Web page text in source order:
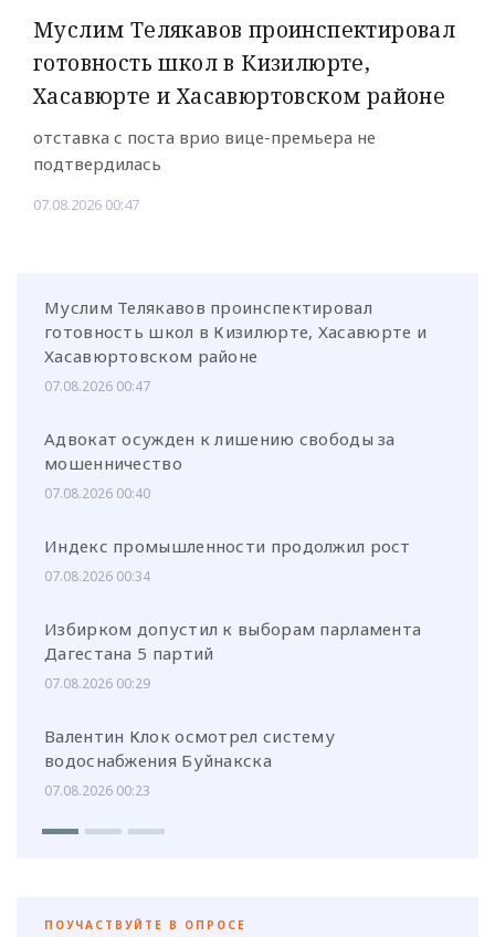
Муслим Телякавов проинспектировал
готовность школ в Кизилюрте,
Хасавюрте и Хасавюртовском районе
отставка с поста врио вице-премьера не
подтвердилась
07.08.2026 00:47
Муслим Телякавов проинспектировал
готовность школ в Кизилюрте, Хасавюрте и
Хасавюртовском районе
07.08.2026 00:47
Адвокат осужден к лишению свободы за
мошенничество
07.08.2026 00:40
Индекс промышленности продолжил рост
07.08.2026 00:34
Избирком допустил к выборам парламента
Дагестана 5 партий
07.08.2026 00:29
Валентин Клок осмотрел систему
водоснабжения Буйнакска
07.08.2026 00:23
ПОУЧАСТВУЙТЕ В ОПРОСЕ